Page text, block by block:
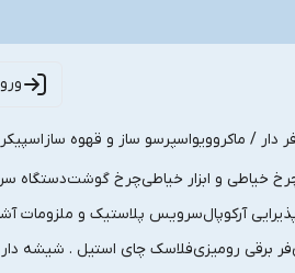
دار / ماکروویواسپرسو ساز و قهوه سازاسپیکر
خیاطی و ابزار خیاطیچرخ گوشتدستگاه
آرکوپالسرویس پلاستیک و ملزومات
فر برقی رومیزیفلاسک چای استیل . شیشه